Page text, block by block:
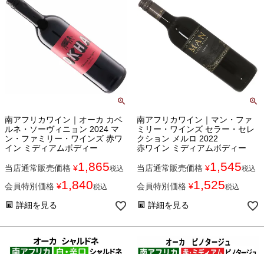
南アフリカワイン｜オーカ カベ
ルネ・ソーヴィニョン 2024 マ
ン・ファミリー・ワインズ 赤ワ
イン ミディアムボディー
当店通常販売価格 ¥1,865税込
会員特別価格 ¥1,840税込
詳細を見る
南アフリカワイン｜マン・ファ
ミリー・ワインズ セラー・セレ
クション メルロ 2022
赤ワイン ミディアムボディー
当店通常販売価格 ¥1,545税込
会員特別価格 ¥1,525税込
詳細を見る